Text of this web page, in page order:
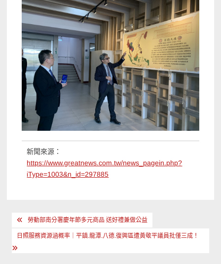
新聞來源：
https://www.greatnews.com.tw/news_pagein.php?
iType=1003&n_id=297885
文
章
導
勞動部南分署慶年節多元商品 送好禮兼做公益
日照服務資源涵概率｜平鎮.龍潭.八德.復興區遭黃敬平議員批僅三成！